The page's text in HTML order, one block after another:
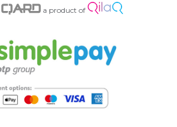
a product of